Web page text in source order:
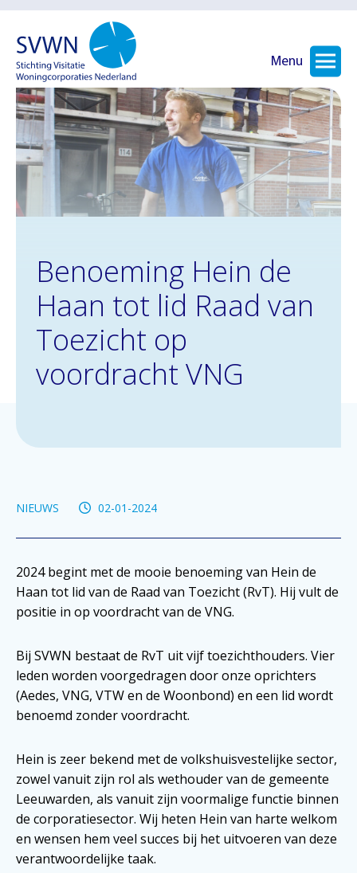
Menu
Benoeming Hein de
Haan tot lid Raad van
Toezicht op
voordracht VNG
NIEUWS 02-01-2024
2024 begint met de mooie benoeming van Hein de
Haan tot lid van de Raad van Toezicht (RvT). Hij vult de
positie in op voordracht van de VNG.
Bij SVWN bestaat de RvT uit vijf toezichthouders. Vier
leden worden voorgedragen door onze oprichters
(Aedes, VNG, VTW en de Woonbond) en een lid wordt
benoemd zonder voordracht.
Hein is zeer bekend met de volkshuisvestelijke sector,
zowel vanuit zijn rol als wethouder van de gemeente
Leeuwarden, als vanuit zijn voormalige functie binnen
de corporatiesector. Wij heten Hein van harte welkom
en wensen hem veel succes bij het uitvoeren van deze
verantwoordelijke taak.